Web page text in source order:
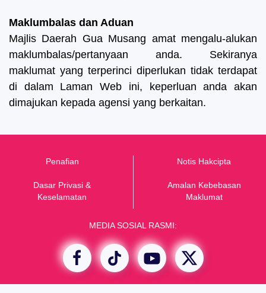
Maklumbalas dan Aduan
Majlis Daerah Gua Musang amat mengalu-alukan
maklumbalas/pertanyaan anda. Sekiranya
maklumat yang terperinci diperlukan tidak terdapat
di dalam Laman Web ini, keperluan anda akan
dimajukan kepada agensi yang berkaitan.
Penafian
Dasar Privasi &
Keselamatan
Notis Hakcipta
Amalan Kebebasan
Maklumat
MEDIA SOSIAL RASMI: